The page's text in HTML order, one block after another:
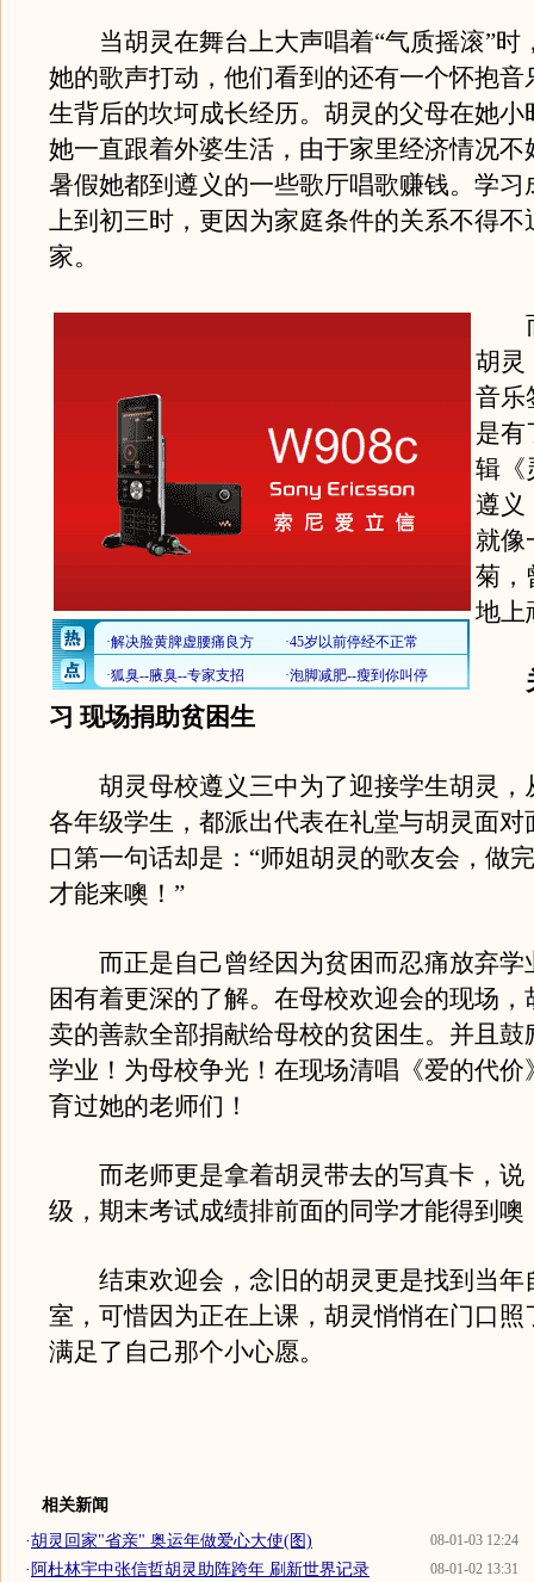
当胡灵在舞台上大声唱着“气质摇滚”时
她的歌声打动，他们看到的还有一个怀抱音
生背后的坎坷成长经历。胡灵的父母在她小
她一直跟着外婆生活，由于家里经济情况不
暑假她都到遵义的一些歌厅唱歌赚钱。学习
上到初三时，更因为家庭条件的关系不得不
家。
而
胡灵
音乐
是有
辑《
遵义
就像
菊，
地上
关
习 现场捐助贫困生
胡灵母校遵义三中为了迎接学生胡灵，
各年级学生，都派出代表在礼堂与胡灵面对
口第一句话却是：“师姐胡灵的歌友会，做
才能来噢！”
而正是自己曾经因为贫困而忍痛放弃学
困有着更深的了解。在母校欢迎会的现场，
卖的善款全部捐献给母校的贫困生。并且鼓
学业！为母校争光！在现场清唱《爱的代价
育过她的老师们！
而老师更是拿着胡灵带去的写真卡，说
级，期末考试成绩排前面的同学才能得到噢
结束欢迎会，念旧的胡灵更是找到当年
室，可惜因为正在上课，胡灵悄悄在门口照
满足了自己那个小心愿。
相关新闻
08-01-03 12:24
·胡灵回家"省亲" 奥运年做爱心大使(图)
08-01-02 13:31
· 阿杜林宇中张信哲胡灵助阵跨年 刷新世界记录